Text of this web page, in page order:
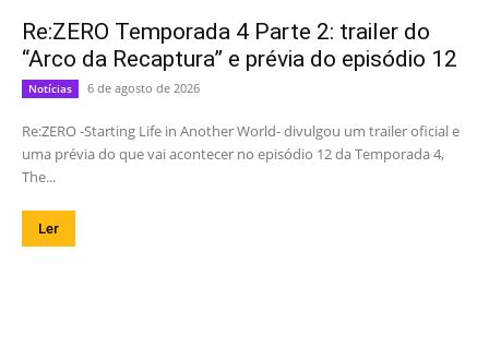
Re:ZERO Temporada 4 Parte 2: trailer do
“Arco da Recaptura” e prévia do episódio 12
Notícias 6 de agosto de 2026
Re:ZERO -Starting Life in Another World- divulgou um trailer oficial e
uma prévia do que vai acontecer no episódio 12 da Temporada 4,
The...
Ler